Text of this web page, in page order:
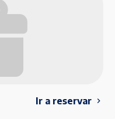
Ir a reservar